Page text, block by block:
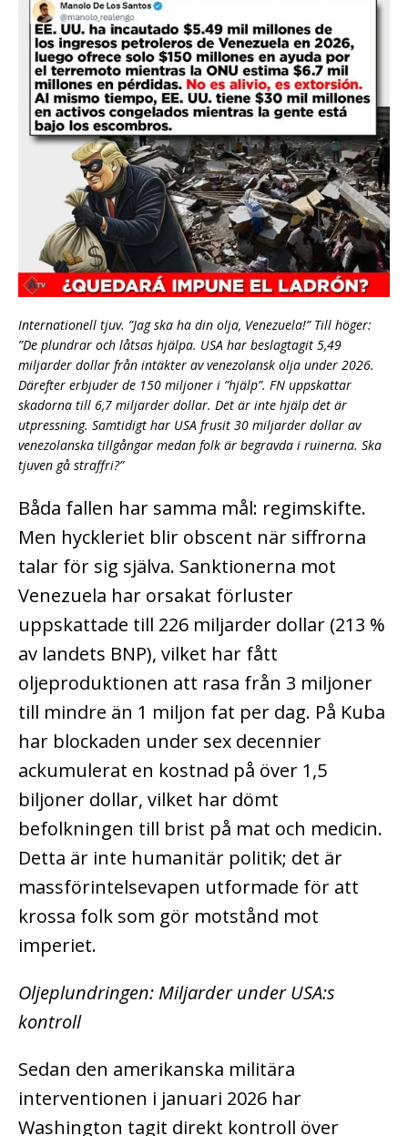
Internationell tjuv. ”Jag ska ha din olja, Venezuela!” Till höger:
”De plundrar och låtsas hjälpa. USA har beslagtagit 5,49
miljarder dollar från intäkter av venezolansk olja under 2026.
Därefter erbjuder de 150 miljoner i ”hjälp”. FN uppskattar
skadorna till 6,7 miljarder dollar. Det är inte hjälp det är
utpressning. Samtidigt har USA frusit 30 miljarder dollar av
venezolanska tillgångar medan folk är begravda i ruinerna. Ska
tjuven gå straffri?”
Båda fallen har samma mål: regimskifte.
Men hyckleriet blir obscent när siffrorna
talar för sig själva. Sanktionerna mot
Venezuela har orsakat förluster
uppskattade till 226 miljarder dollar (213 %
av landets BNP), vilket har fått
oljeproduktionen att rasa från 3 miljoner
till mindre än 1 miljon fat per dag. På Kuba
har blockaden under sex decennier
ackumulerat en kostnad på över 1,5
biljoner dollar, vilket har dömt
befolkningen till brist på mat och medicin.
Detta är inte humanitär politik; det är
massförintelsevapen utformade för att
krossa folk som gör motstånd mot
imperiet.
Oljeplundringen: Miljarder under USA:s
kontroll
Sedan den amerikanska militära
interventionen i januari 2026 har
Washington tagit direkt kontroll över